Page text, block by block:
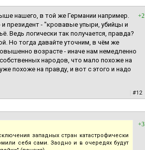
+2
нашего, в той же Германии например.
президент - "кровавые упыри, убийцы и
Ведь логически так получается, правда?
Но тогда давайте уточним, в чём же
возрасте - иначе нам немедленно
народов, что мало похоже на
похоже на правду, и вот с этого и надо
#12
+3
западных стран катастрофически
себя сами. Заодно и в очередях будут